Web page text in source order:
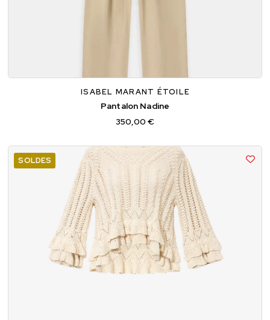
ISABEL MARANT ÉTOILE
Pantalon Nadine
350,00 €
SOLDES